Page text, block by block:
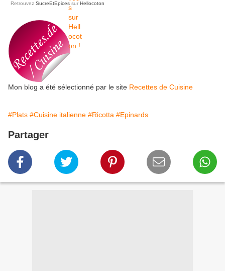
Retrouvez SucreEtEpices sur Hellocoton
Mon blog a été sélectionné par le site Recettes de Cuisine
#Plats #Cuisine italienne #Ricotta #Epinards
Partager